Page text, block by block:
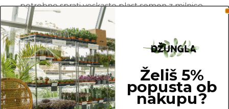
potrebno sprati voskasto plast semen z milnico
in jih nato popariti z vročo vodo, da spodbudite
kalček. Nato semena pustimo v vodi 12 ur, da
semena nabreknejo ter tako dosežejo boljšo
kalitev. Šele nato semena narahlo potlačimo v
vlažno rastno prst in jih le za nekaj centimetrov
prekrijemo. Preko posode s semeni napnite
živilsko folijo in v folijo prebodite nekaj lukenj. To
ščiti prst pred izsušitvijo. Vsake dva do tri dni za 2
Želiš 5%
popusta ob
nakupu?